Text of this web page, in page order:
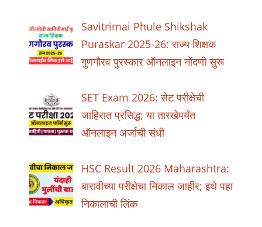
Savitrimai Phule Shikshak
Puraskar 2025-26: राज्य शिक्षक
गुणगौरव पुरस्कार ऑनलाइन नोंदणी सुरू
SET Exam 2026: सेट परीक्षेची
जाहिरात प्रसिद्ध; या तारखेपर्यंत
ऑनलाइन अर्जाची संधी
HSC Result 2026 Maharashtra:
बारावीच्या परीक्षेचा निकाल जाहीर; इथे पहा
निकालाची लिंक